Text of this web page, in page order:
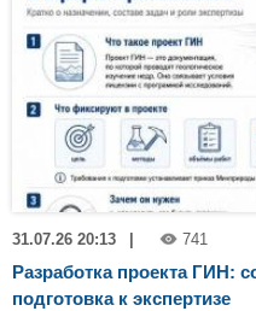
31.07.26 20:13 741
Разработка проекта ГИН:
подготовка к экспертизе